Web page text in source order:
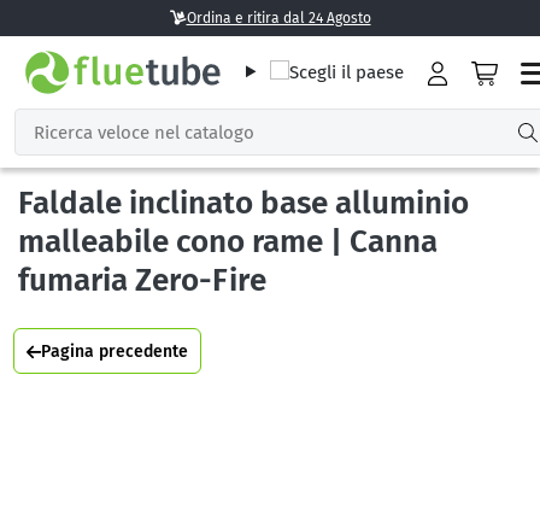
Ordina e ritira dal 24 Agosto
Faldale inclinato base alluminio
malleabile cono rame | Canna
fumaria Zero-Fire
Pagina precedente